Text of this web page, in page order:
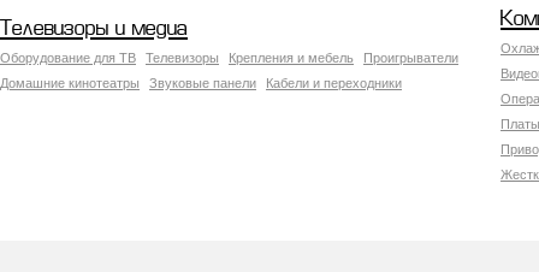
Телевизоры и медиа
Оборудование для ТВ Телевизоры Крепления и мебель
Проигрыватели
Домашние кинотеатры
Звуковые панели Кабели и переходники